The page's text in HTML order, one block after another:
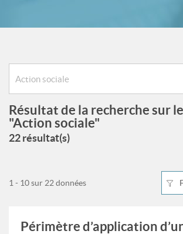
Résultat de la recherche sur
"Action sociale"
22 résultat(s)
1 - 10 sur 22 données
Périmètre d’application